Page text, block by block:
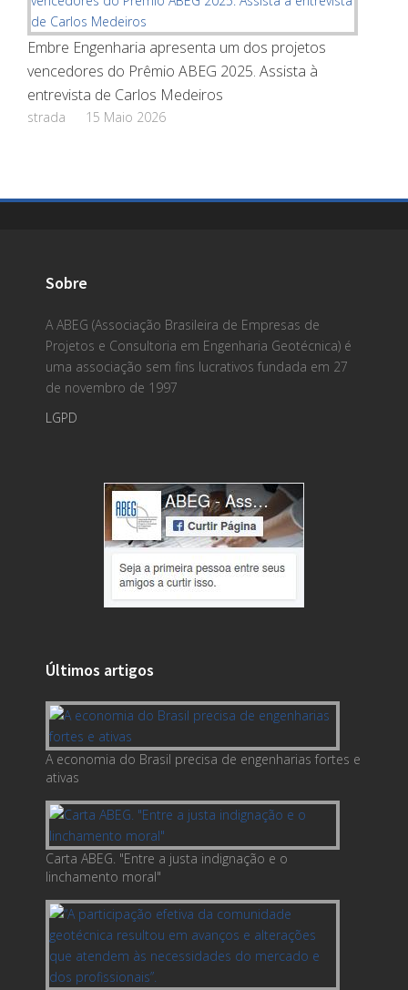
Embre Engenharia apresenta um dos projetos
vencedores do Prêmio ABEG 2025. Assista à
entrevista de Carlos Medeiros
strada 15 Maio 2026
Sobre
A ABEG (Associação Brasileira de Empresas de
Projetos e Consultoria em Engenharia Geotécnica) é
uma associação sem fins lucrativos fundada em 27
de novembro de 1997
LGPD
Últimos artigos
A economia do Brasil precisa de engenharias fortes e
ativas
Carta ABEG. "Entre a justa indignação e o
linchamento moral"